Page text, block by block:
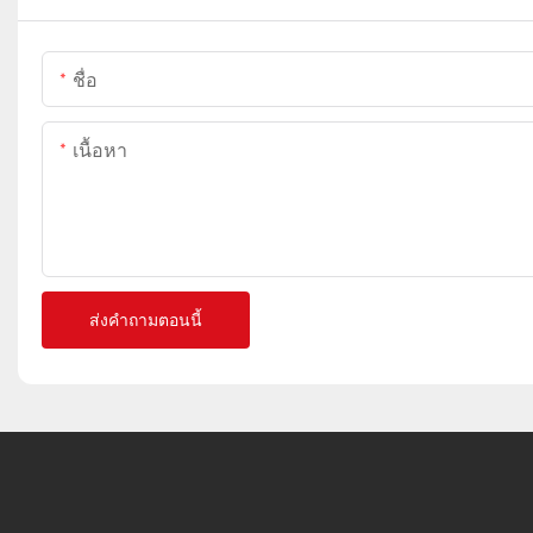
ชื่อ
เนื้อหา
ส่งคำถามตอนนี้